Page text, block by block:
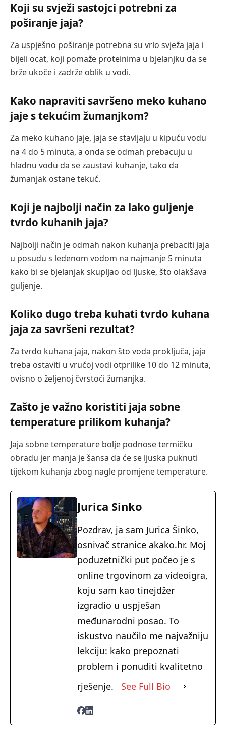
Koji su svježi sastojci potrebni za
poširanje jaja?
Za uspješno poširanje potrebna su vrlo svježa jaja i
bijeli ocat, koji pomaže proteinima u bjelanjku da se
brže ukoče i zadrže oblik u vodi.
Kako napraviti savršeno meko kuhano
jaje s tekućim žumanjkom?
Za meko kuhano jaje, jaja se stavljaju u kipuću vodu
na 4 do 5 minuta, a onda se odmah prebacuju u
hladnu vodu da se zaustavi kuhanje, tako da
žumanjak ostane tekuć.
Koji je najbolji način za lako guljenje
tvrdo kuhanih jaja?
Najbolji način je odmah nakon kuhanja prebaciti jaja
u posudu s ledenom vodom na najmanje 5 minuta
kako bi se bjelanjak skupljao od ljuske, što olakšava
guljenje.
Koliko dugo treba kuhati tvrdo kuhana
jaja za savršeni rezultat?
Za tvrdo kuhana jaja, nakon što voda proključa, jaja
treba ostaviti u vrućoj vodi otprilike 10 do 12 minuta,
ovisno o željenoj čvrstoći žumanjka.
Zašto je važno koristiti jaja sobne
temperature prilikom kuhanja?
Jaja sobne temperature bolje podnose termičku
obradu jer manja je šansa da će se ljuska puknuti
tijekom kuhanja zbog nagle promjene temperature.
Jurica Sinko
Pozdrav, ja sam Jurica Šinko,
osnivač stranice akako.hr. Moj
poduzetnički put počeo je s
online trgovinom za videoigra,
koju sam kao tinejdžer
izgradio u uspješan
međunarodni posao. To
iskustvo naučilo me najvažniju
lekciju: kako prepoznati
problem i ponuditi kvalitetno
rješenje.
See Full Bio